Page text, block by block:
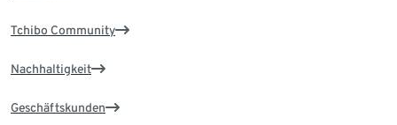
Tchibo Community
Nachhaltigkeit
Geschäftskunden